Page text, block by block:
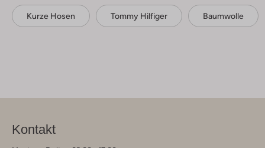
Kurze Hosen Tommy Hilfiger Baumwolle
Kontakt